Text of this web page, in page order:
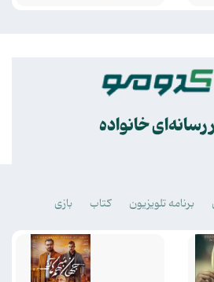
رسانه‌ای خانواده
برنامه تلویزیون کتاب بازی